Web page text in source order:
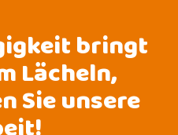
bringt
Lächeln,
Sie unsere